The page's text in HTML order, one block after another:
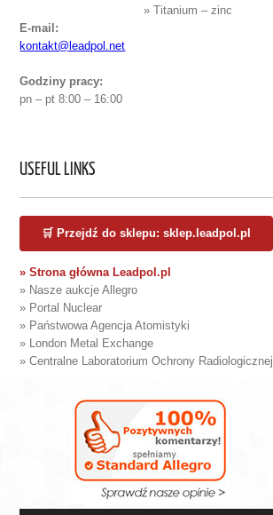
E-mail:
kontakt@leadpol.net
Godziny pracy:
pn – pt 8:00 – 16:00
» Titanium – zinc
USEFUL LINKS
🛒 Przejdź do sklepu: sklep.leadpol.pl
» Strona główna Leadpol.pl
» Nasze aukcje Allegro
» Portal Nuclear
» Państwowa Agencja Atomistyki
» London Metal Exchange
» Centralne Laboratorium Ochrony Radiologicznej